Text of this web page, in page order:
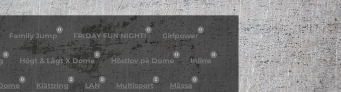
Family Jump
0
FRIDAY FUN NIGHT!
0
Girlpower
0
0
Högt & Lågt X Dome
0
Höstlov på Dome
0
Inline
0
0
Klättring
0
LAN
0
Multisport
0
Mässa
0